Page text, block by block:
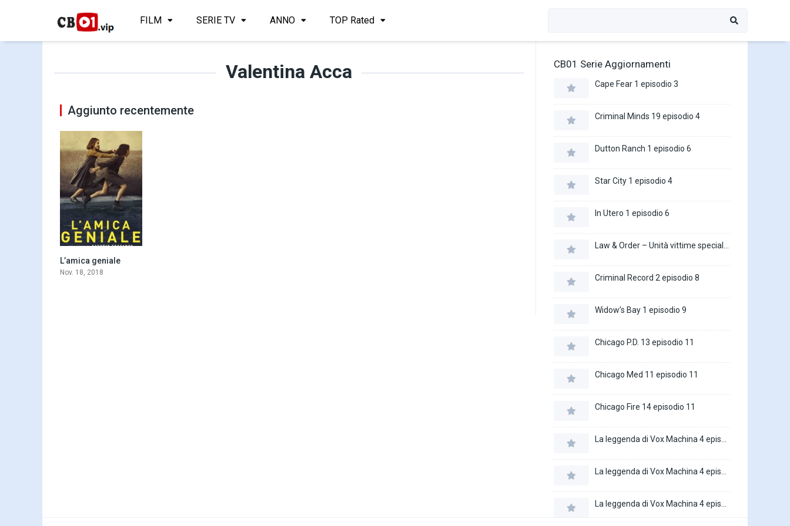
FILM SERIE TV ANNO TOP Rated
Valentina Acca
Aggiunto recentemente
L’amica geniale
Nov. 18, 2018
CB01 Serie Aggiornamenti
Cape Fear 1 episodio 3
Criminal Minds 19 episodio 4
Dutton Ranch 1 episodio 6
Star City 1 episodio 4
In Utero 1 episodio 6
Criminal Record 2 episodio 8
Widow’s Bay 1 episodio 9
Chicago P.D. 13 episodio 11
Chicago Med 11 episodio 11
Chicago Fire 14 episodio 11